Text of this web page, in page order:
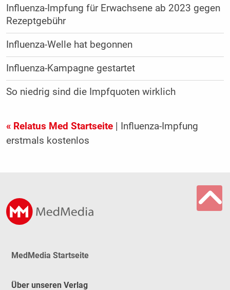
Influenza-Impfung für Erwachsene ab 2023 gegen
Rezeptgebühr
Influenza-Welle hat begonnen
Influenza-Kampagne gestartet
So niedrig sind die Impfquoten wirklich
« Relatus Med Startseite| Influenza-Impfung
erstmals kostenlos
MedMedia Startseite
Über unseren Verlag